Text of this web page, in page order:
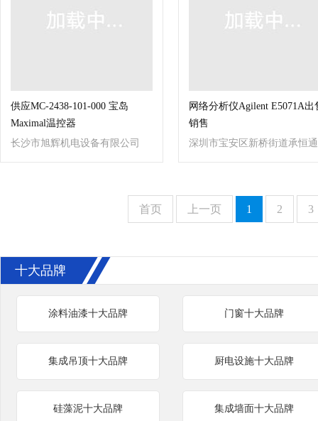
供应MC-2438-101-000 宝岛
Maximal温控器
长沙市旭辉机电设备有限公司
网络分析仪Agilent E5071A出
销售
深圳市宝安区新桥街道承恒通
讯设备商行
首页 上一页 1 2 3
十大品牌
涂料油漆十大品牌 门窗十大品牌
集成吊顶十大品牌 厨电设施十大品牌
硅藻泥十大品牌 集成墙面十大品牌